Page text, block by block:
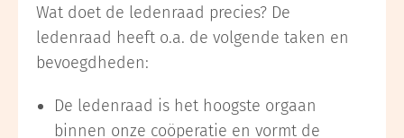
Wat doet de ledenraad precies? De
ledenraad heeft o.a. de volgende taken en
bevoegdheden:
De ledenraad is het hoogste orgaan
binnen onze coöperatie en vormt de